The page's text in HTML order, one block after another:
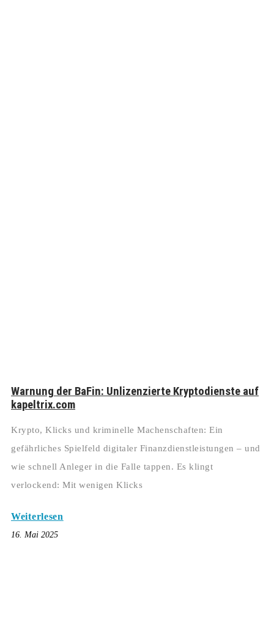
Warnung der BaFin: Unlizenzierte Kryptodienste auf
kapeltrix.com
Krypto, Klicks und kriminelle Machenschaften: Ein
gefährliches Spielfeld digitaler Finanzdienstleistungen – und
wie schnell Anleger in die Falle tappen. Es klingt
verlockend: Mit wenigen Klicks
Weiterlesen
16. Mai 2025